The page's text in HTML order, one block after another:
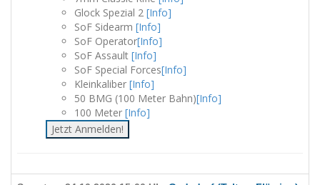
Glock Spezial 2 [Info]
SoF Sidearm [Info]
SoF Operator[Info]
SoF Assault [Info]
SoF Special Forces[Info]
Kleinkaliber [Info]
50 BMG (100 Meter Bahn)[Info]
100 Meter [Info]
Jetzt Anmelden!